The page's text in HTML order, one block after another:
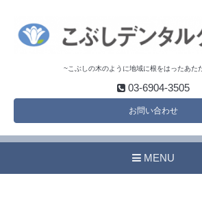
~こぶしの木のように地域に根をはったあた
03-6904-3505
お問い合わせ
MENU